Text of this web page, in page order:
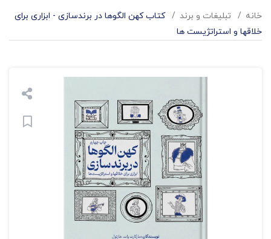
خانه تبليغات و برند
کتاب کهن الگوها در برندسازی - ابزاری برای
خلاقها و استراتژیست ها